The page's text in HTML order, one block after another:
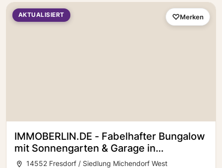
AKTUALISIERT
IMMOBERLIN.DE - Fabelhafter Bungalow
mit Sonnengarten & Garage in
waldreicher Umgebung
14552 Fresdorf / Siedlung Michendorf West
Merken